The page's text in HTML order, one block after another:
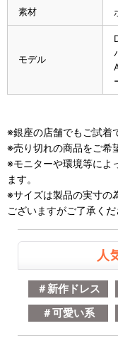
素材
モデル
※銀座の店舗でもご試着
※売り切れの商品をご希
※モニターや環境等によ
ます。
※サイズは製品の実寸の
ございますがご了承くだ
人
＃新作ドレス
＃可愛い系